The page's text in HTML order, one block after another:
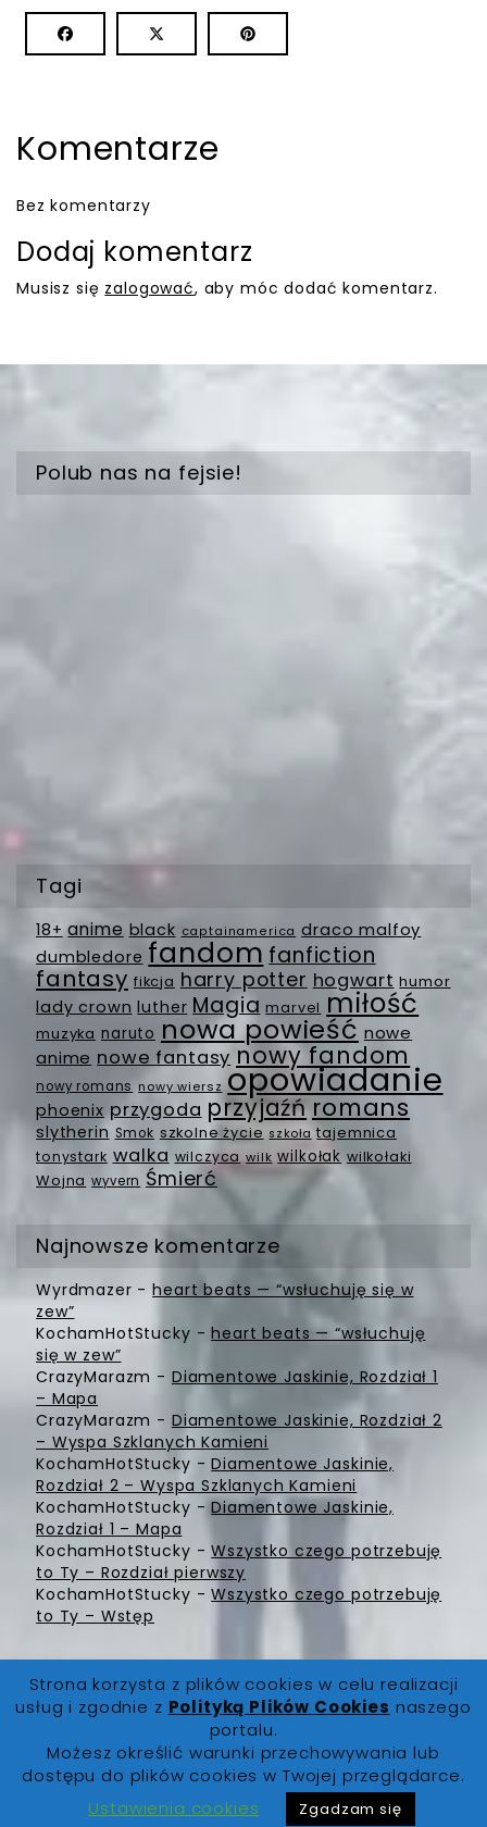
Komentarze
Bez komentarzy
Dodaj komentarz
Musisz się zalogować, aby móc dodać komentarz.
Polub nas na fejsie!
Tagi
18+ anime black captainamerica draco malfoy
dumbledore fandom fanfiction
fantasy fikcja harry potter hogwart humor
lady crown luther Magia marvel miłość
muzyka naruto nowa powieść nowe
anime nowe fantasy nowy fandom
nowy romans nowy wiersz opowiadanie
phoenix przygoda przyjaźń romans
slytherin Smok szkolne życie szkoła tajemnica
tonystark walka wilczyca wilk wilkołak wilkołaki
Wojna wyvern Śmierć
Najnowsze komentarze
Wyrdmazer -heart beats — “wsłuchuję się w
zew”
KochamHotStucky -heart beats — “wsłuchuję
się w zew”
CrazyMarazm - Diamentowe Jaskinie, Rozdział 1
– Mapa
CrazyMarazm - Diamentowe Jaskinie, Rozdział 2
– Wyspa Szklanych Kamieni
KochamHotStucky -Diamentowe Jaskinie,
Rozdział 2 – Wyspa Szklanych Kamieni
KochamHotStucky -Diamentowe Jaskinie,
Rozdział 1 – Mapa
KochamHotStucky -Wszystko czego potrzebuję
to Ty – Rozdział pierwszy
KochamHotStucky -Wszystko czego potrzebuję
to Ty – Wstęp
FanLore.pl© 2019. Wszystkie prawa zastrzeżone |
O Nas| Regulamin |Polityka Prywatności|Polityka
Cookies |Kontakt
Strona korzysta z plików cookies w celu realizacji
usług i zgodnie z Polityką Plików Cookies naszego
portalu.
Możesz określić warunki przechowywania lub
dostępu do plików cookies w Twojej przeglądarce.
Ustawienia cookies
Zgadzam się